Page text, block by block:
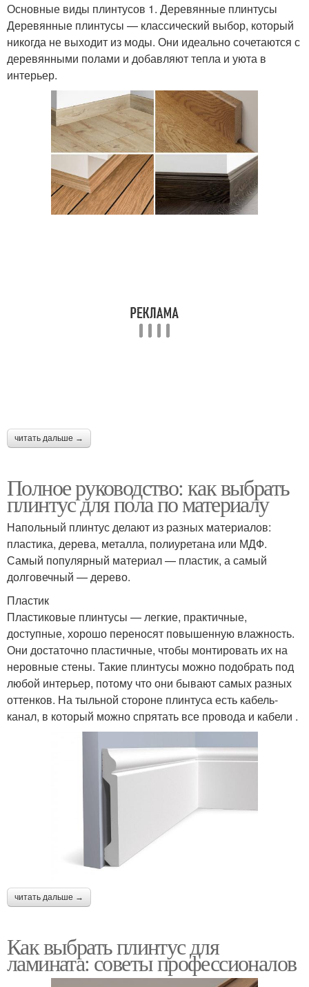
Основные виды плинтусов 1. Деревянные плинтусы
Деревянные плинтусы — классический выбор, который
никогда не выходит из моды. Они идеально сочетаются с
деревянными полами и добавляют тепла и уюта в
интерьер.
читать дальше →
Полное руководство: как выбрать
плинтус для пола по материалу
Напольный плинтус делают из разных материалов:
пластика, дерева, металла, полиуретана или МДФ.
Самый популярный материал — пластик, а самый
долговечный — дерево.
Пластик
Пластиковые плинтусы — легкие, практичные,
доступные, хорошо переносят повышенную влажность.
Они достаточно пластичные, чтобы монтировать их на
неровные стены. Такие плинтусы можно подобрать под
любой интерьер, потому что они бывают самых разных
оттенков. На тыльной стороне плинтуса есть кабель-
канал, в который можно спрятать все провода и кабели .
читать дальше →
Как выбрать плинтус для
ламината: советы профессионалов